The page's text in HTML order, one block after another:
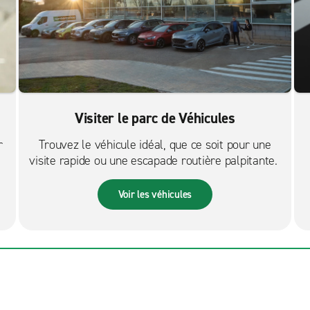
Visiter le parc de Véhicules
Trouvez le véhicule idéal, que ce soit pour une
visite rapide ou une escapade routière palpitante.
Voir les véhicules